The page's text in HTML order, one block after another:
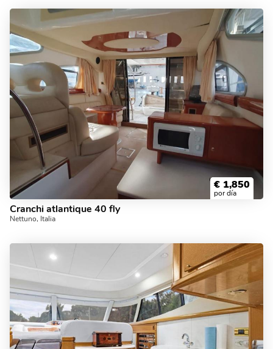
€ 1,850
por día
Cranchi atlantique 40 fly
Nettuno, Italia